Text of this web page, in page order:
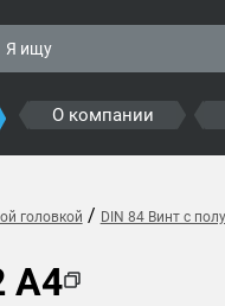
О компании
головкой / DIN 84 Винт с
A4